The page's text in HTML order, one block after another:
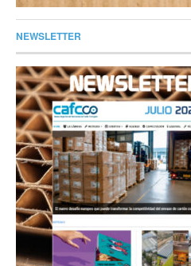
NEWSLETTER